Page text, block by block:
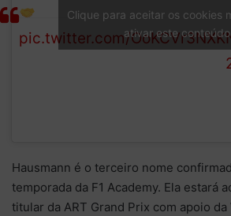
pic.twitter.com/OoKCVr3NXK
Clique para aceitar os cookies
ativar este conteúdo
Hausmann é o terceiro nome
temporada da F1 Academy. Ela estará
titular da ART Grand Prix com apoio